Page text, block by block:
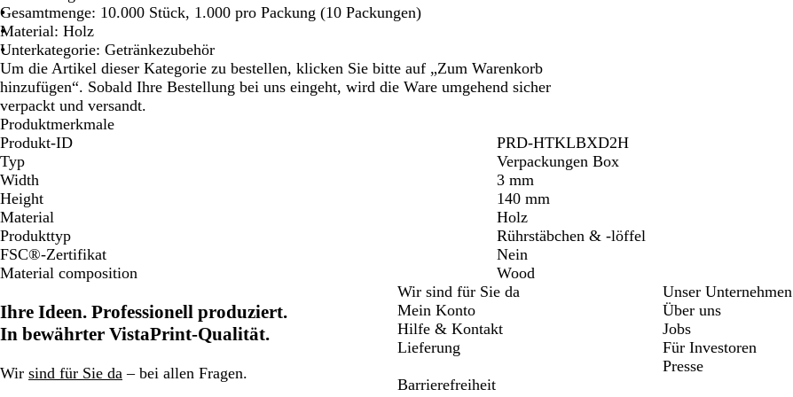
Gesamtmenge: 10.000 Stück, 1.000 pro Packung (10 Packungen)
Material: Holz
Unterkategorie: Getränkezubehör
Um die Artikel dieser Kategorie zu bestellen, klicken Sie bitte auf „Zum Warenkorb
hinzufügen“. Sobald Ihre Bestellung bei uns eingeht, wird die Ware umgehend sicher
verpackt und versandt.
Produktmerkmale
Produkt-ID
PRD-HTKLBXD2H
Typ
Verpackungen Box
Width
3 mm
Height
140 mm
Material
Holz
Produkttyp
Rührstäbchen & -löffel
FSC®-Zertifikat
Nein
Material composition
Wood
Ihre Ideen. Professionell produziert.
In bewährter VistaPrint-Qualität.
Wir sind für Sie da – bei allen Fragen.
Wir sind für Sie da
Mein Konto
Hilfe & Kontakt
Lieferung
Barrierefreiheit
Unser Unternehmen
Über uns
Jobs
Für Investoren
Presse